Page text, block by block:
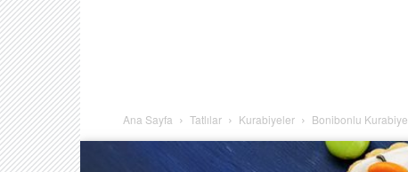
Ana Sayfa Tatlılar Kurabiyeler Bonibonlu Kurabiye